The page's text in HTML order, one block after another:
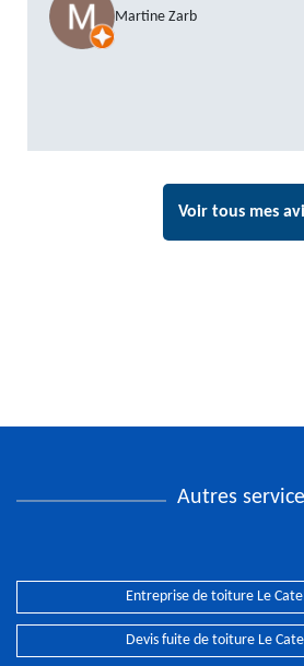
GOT. Très content de la
recommander sans problème"
Martine Zarb
Voir tous mes
Autres
Entreprise de toiture Le
Devis fuite de toiture Le